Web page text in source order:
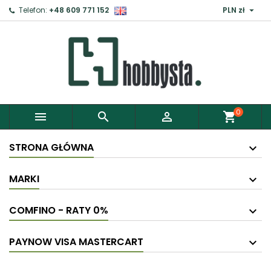
Telefon: +48 609 771 152 PLN zł 
   shopping_cart0
STRONA GŁÓWNA
MARKI
COMFINO - RATY 0%
PAYNOW VISA MASTERCART
Zaloguj ×
Aby zapisać produkty do Schowka, musisz się
Anuluj Zaloguj